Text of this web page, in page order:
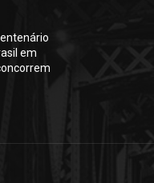
em